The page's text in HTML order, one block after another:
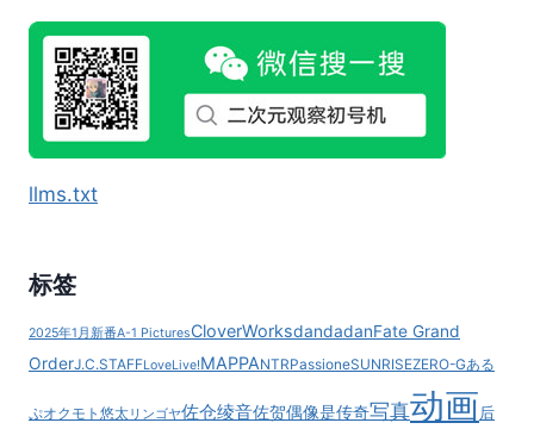
议
llms.txt
标签
2025年1月新番A-1 PicturesCloverWorksdandadanFate Grand
OrderJ.C.STAFFLoveLive!MAPPANTRPassioneSUNRISEZERO-Gある
ぷオクモト悠太リンゴヤ佐仓绫音佐贺偶像是传奇写真动画后